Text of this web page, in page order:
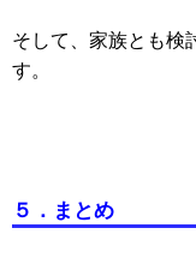
そして、家族とも検
す。
５．まとめ